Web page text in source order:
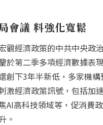
會議 料強化寬鬆
觀經濟政策的中共中央政
於第二季多項經濟數據表
創下3年半新低，多家機
激經濟政策訊號，包括加
AI高科技領域等，促消費
。